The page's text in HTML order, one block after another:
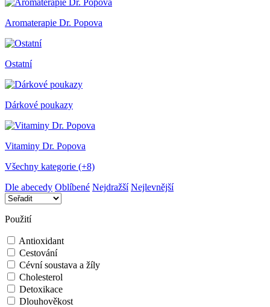
Aromaterapie Dr. Popova
Ostatní
Dárkové poukazy
Vitaminy Dr. Popova
Všechny kategorie (+8)
Dle abecedy Oblíbené Nejdražší Nejlevnější
Použití
Antioxidant
Cestování
Cévní soustava a žíly
Cholesterol
Detoxikace
Dlouhověkost